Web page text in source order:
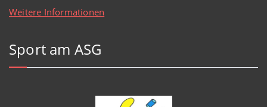
Weitere Informationen
Sport am ASG